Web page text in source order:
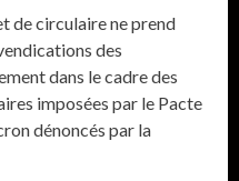
de circulaire ne prend
des
dans le cadre des
imposées par le Pacte
dénoncés par la